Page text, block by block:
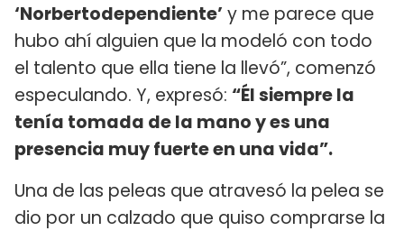
‘Norbertodependiente’ y me parece que
hubo ahí alguien que la modeló con todo
el talento que ella tiene la llevó”, comenzó
especulando. Y, expresó: “Él siempre la
tenía tomada de la mano y es una
presencia muy fuerte en una vida”.
Una de las peleas que atravesó la pelea se
dio por un calzado que quiso comprarse la